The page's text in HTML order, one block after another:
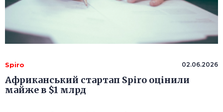
Spiro 02.06.2026
Африканський стартап Spiro оцінили
майже в $1 млрд